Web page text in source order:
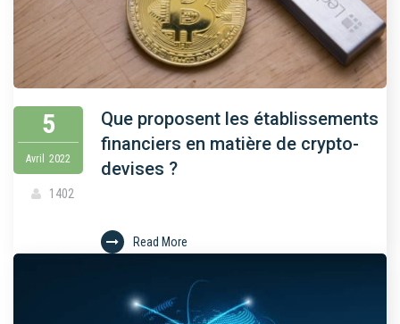
5
Avril 2022
1402
Que proposent les établissements
financiers en matière de crypto-
devises ?
Read More